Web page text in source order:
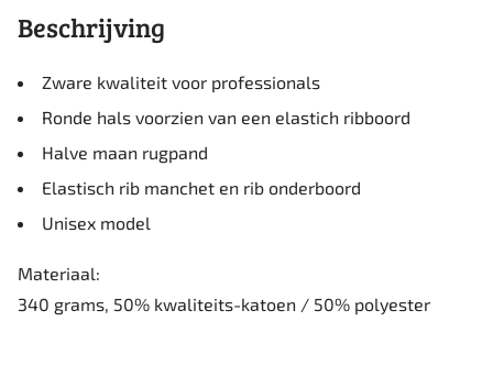
Beschrijving
Zware kwaliteit voor professionals
Ronde hals voorzien van een elastich ribboord
Halve maan rugpand
Elastisch rib manchet en rib onderboord
Unisex model
Materiaal:
340 grams, 50% kwaliteits-katoen / 50% polyester